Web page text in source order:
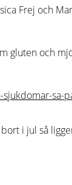
Frej och
gluten och
i jul så